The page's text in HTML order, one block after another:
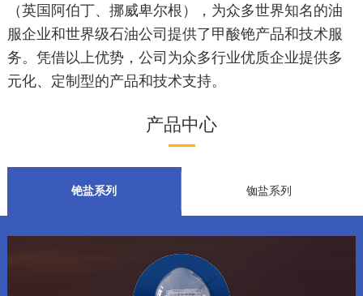
（英国阿伯丁、挪威卑尔根），为众多世界知名的油
服企业和世界级石油公司提供了甲酸铯产品和技术服
务。凭借以上优势，公司为众多行业优质企业提供多
元化、定制型的产品和技术支持。
产品中心
铯盐系列 铷盐系列